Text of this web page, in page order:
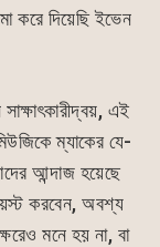
করে দিয়েছি ইভেন
এই
ম্যাকের যে-
আন্দাজ হয়েছে
করবেন, অবশ্য
মনে হয় না, বা